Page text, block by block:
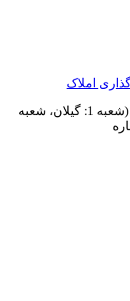
کاسپی لند برند معتبر سرمایه گذاری املاک (شعبه 1: گیلان، شعبه